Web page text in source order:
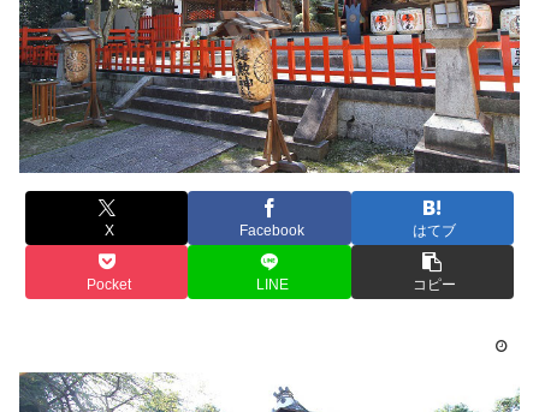
X Facebook はてブ
Pocket LINE コピー